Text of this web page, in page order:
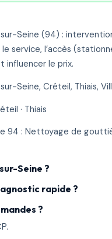
Seine (94) :
service, l’accès
influencer le prix.
Seine, Créteil, Thiais,
· Thiais
94 : Nettoyage de
Seine ?
rapide ?
?